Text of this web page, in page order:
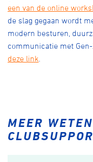
een van de online
de slag gegaan wordt
modern besturen,
communicatie met
deze link
MEER